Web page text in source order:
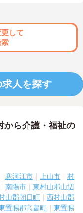
して
人を探す
から介護・福祉の
寒河江市 上山市
村
南陽市
東村山郡山辺
山郡朝日町
西村山郡
置賜郡高畠町
東置賜